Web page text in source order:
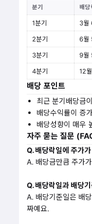
분기 배당
1분기 3월
2분기 6월
3분기 9월
4분기 12
배당 포인트
최근 분기배당금
배당수익률이 증
배당성향이 매우
자주 묻는 질문
Q. 배당락일에 주가
A. 배당금만큼 주가
Q. 배당락일과 배당
A. 배당기준일은 배
짜예요.